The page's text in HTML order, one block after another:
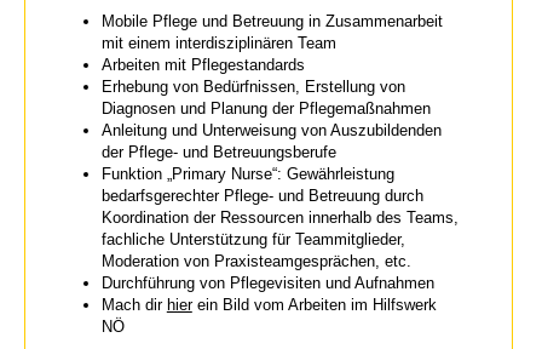
Mobile Pflege und Betreuung in Zusammenarbeit
mit einem interdisziplinären Team
Arbeiten mit Pflegestandards
Erhebung von Bedürfnissen, Erstellung von
Diagnosen und Planung der Pflegemaßnahmen
Anleitung und Unterweisung von Auszubildenden
der Pflege- und Betreuungsberufe
Funktion „Primary Nurse“: Gewährleistung
bedarfsgerechter Pflege- und Betreuung durch
Koordination der Ressourcen innerhalb des Teams,
fachliche Unterstützung für Teammitglieder,
Moderation von Praxisteamgesprächen, etc.
Durchführung von Pflegevisiten und Aufnahmen
Mach dir hierein Bild vom Arbeiten im Hilfswerk
NÖ